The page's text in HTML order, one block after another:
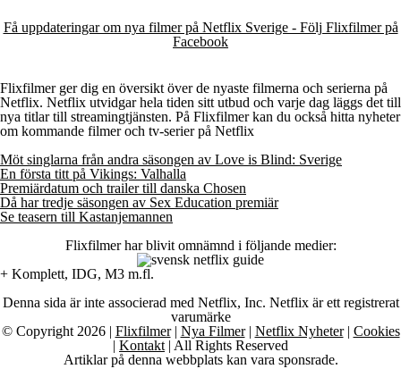
Få uppdateringar om nya filmer på Netflix Sverige - Följ Flixfilmer på
Facebook
Flixfilmer ger dig en översikt över de nyaste filmerna och serierna på
Netflix. Netflix utvidgar hela tiden sitt utbud och varje dag läggs det till
nya titlar till streamingtjänsten. På Flixfilmer kan du också hitta nyheter
om kommande filmer och tv-serier på Netflix
Möt singlarna från andra säsongen av Love is Blind: Sverige
En första titt på Vikings: Valhalla
Premiärdatum och trailer till danska Chosen
Då har tredje säsongen av Sex Education premiär
Se teasern till Kastanjemannen
Flixfilmer har blivit omnämnd i följande medier:
+ Komplett, IDG, M3 m.fl.
Denna sida är inte associerad med Netflix, Inc. Netflix är ett registrerat
varumärke
© Copyright 2026 | Flixfilmer| Nya Filmer| Netflix Nyheter| Cookies
| Kontakt | All Rights Reserved
Artiklar på denna webbplats kan vara sponsrade.